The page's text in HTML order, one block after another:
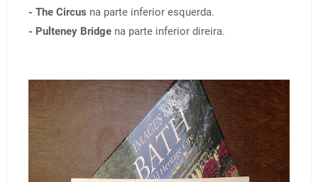
- The Circus na parte inferior esquerda.
- Pulteney Bridgena parte inferior direira.